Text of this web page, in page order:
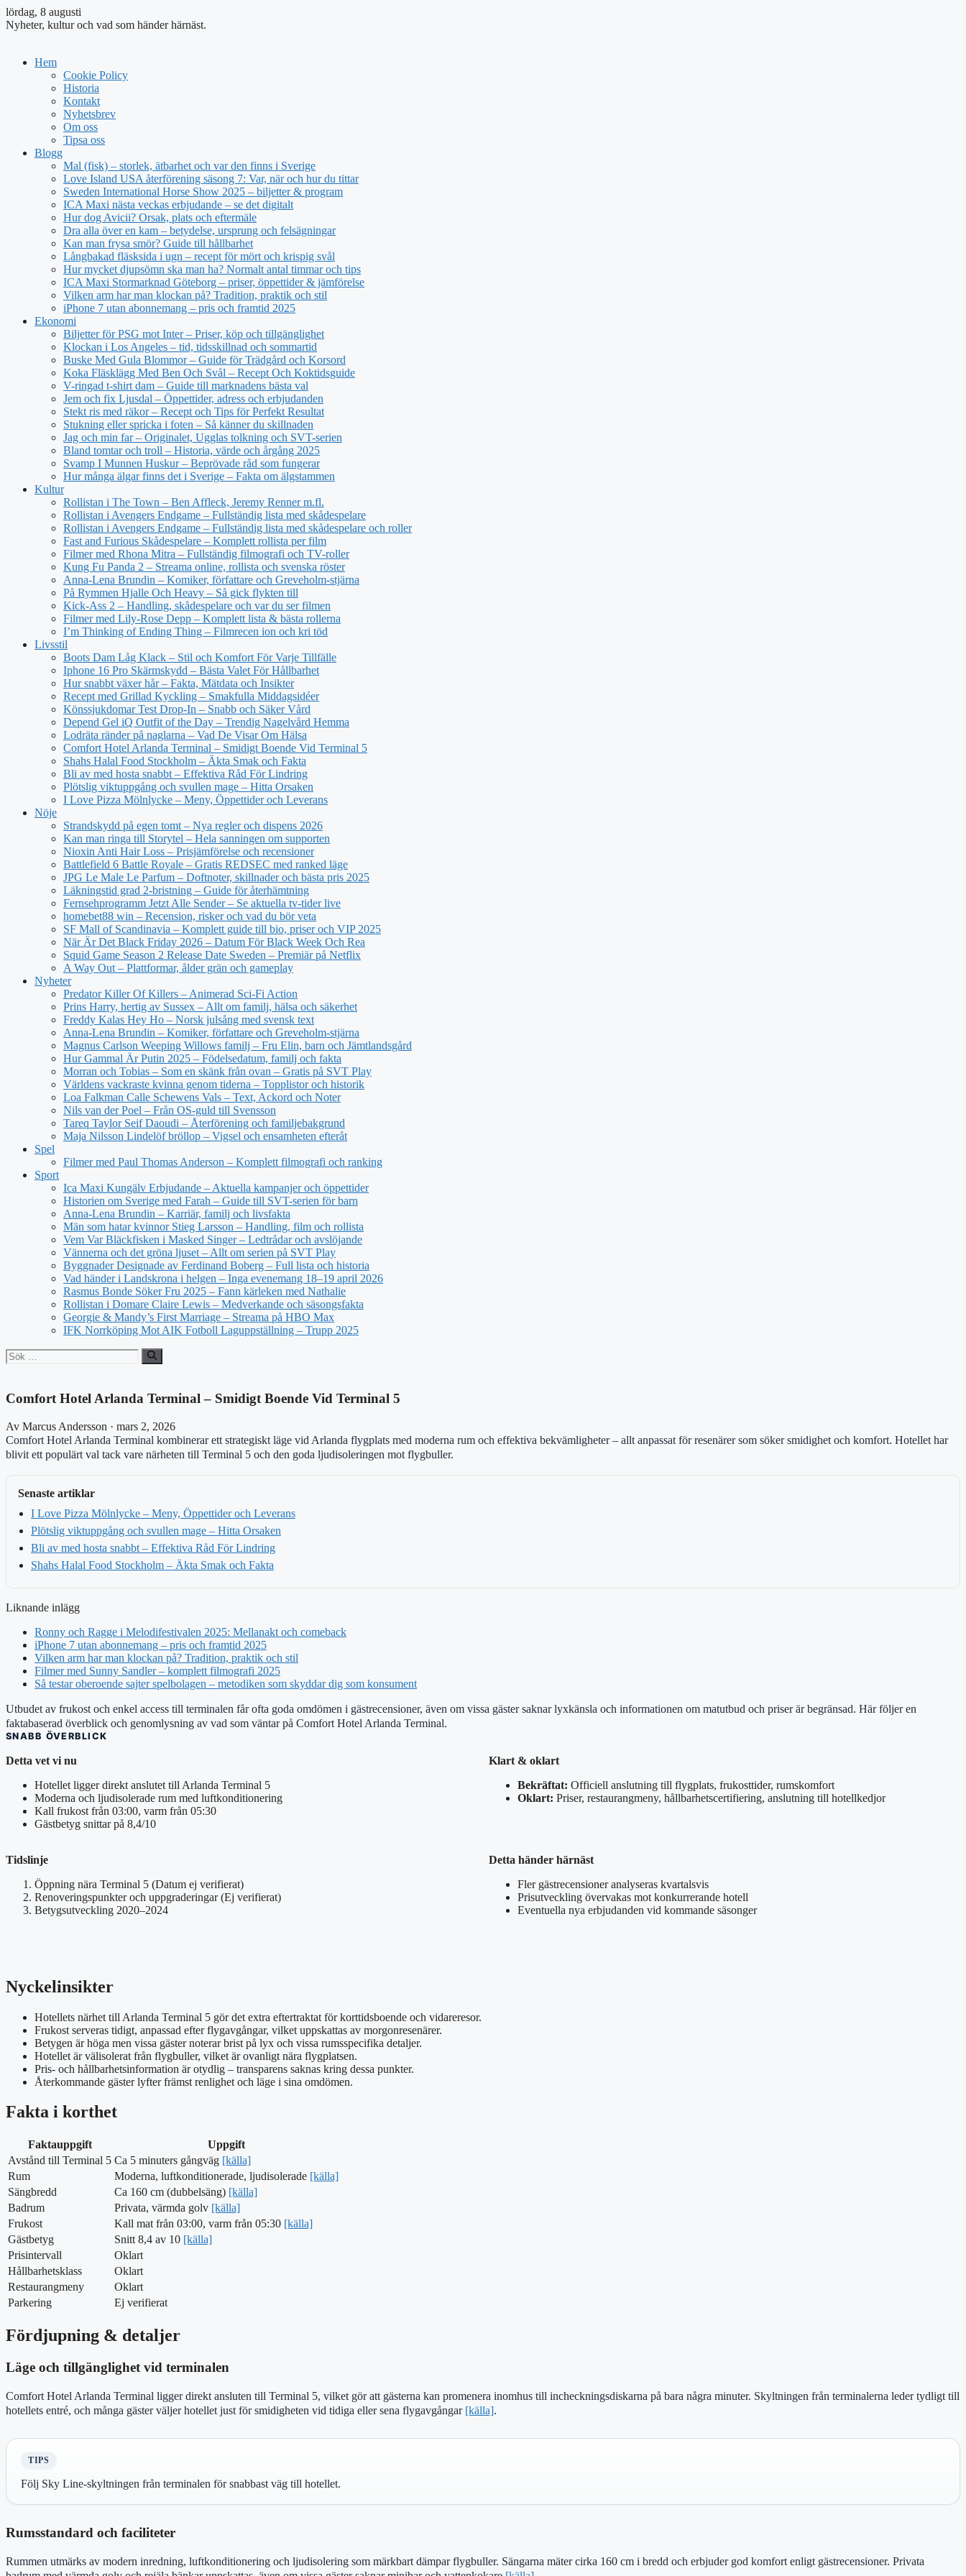
lördag, 8 augusti
Nyheter, kultur och vad som händer härnäst.
Hem
Cookie Policy
Historia
Kontakt
Nyhetsbrev
Om oss
Tipsa oss
Blogg
Mal (fisk) – storlek, ätbarhet och var den finns i Sverige
Love Island USA återförening säsong 7: Var, när och hur du tittar
Sweden International Horse Show 2025 – biljetter & program
ICA Maxi nästa veckas erbjudande – se det digitalt
Hur dog Avicii? Orsak, plats och eftermäle
Dra alla över en kam – betydelse, ursprung och felsägningar
Kan man frysa smör? Guide till hållbarhet
Långbakad fläsksida i ugn – recept för mört och krispig svål
Hur mycket djupsömn ska man ha? Normalt antal timmar och tips
ICA Maxi Stormarknad Göteborg – priser, öppettider & jämförelse
Vilken arm har man klockan på? Tradition, praktik och stil
iPhone 7 utan abonnemang – pris och framtid 2025
Ekonomi
Biljetter för PSG mot Inter – Priser, köp och tillgänglighet
Klockan i Los Angeles – tid, tidsskillnad och sommartid
Buske Med Gula Blommor – Guide för Trädgård och Korsord
Koka Fläsklägg Med Ben Och Svål – Recept Och Koktidsguide
V-ringad t-shirt dam – Guide till marknadens bästa val
Jem och fix Ljusdal – Öppettider, adress och erbjudanden
Stekt ris med räkor – Recept och Tips för Perfekt Resultat
Stukning eller spricka i foten – Så känner du skillnaden
Jag och min far – Originalet, Ugglas tolkning och SVT-serien
Bland tomtar och troll – Historia, värde och årgång 2025
Svamp I Munnen Huskur – Beprövade råd som fungerar
Hur många älgar finns det i Sverige – Fakta om älgstammen
Kultur
Rollistan i The Town – Ben Affleck, Jeremy Renner m.fl.
Rollistan i Avengers Endgame – Fullständig lista med skådespelare
Rollistan i Avengers Endgame – Fullständig lista med skådespelare och roller
Fast and Furious Skådespelare – Komplett rollista per film
Filmer med Rhona Mitra – Fullständig filmografi och TV-roller
Kung Fu Panda 2 – Streama online, rollista och svenska röster
Anna-Lena Brundin – Komiker, författare och Greveholm-stjärna
På Rymmen Hjalle Och Heavy – Så gick flykten till
Kick-Ass 2 – Handling, skådespelare och var du ser filmen
Filmer med Lily-Rose Depp – Komplett lista & bästa rollerna
I’m Thinking of Ending Thing – Filmrecen ion och kri töd
Livsstil
Boots Dam Låg Klack – Stil och Komfort För Varje Tillfälle
Iphone 16 Pro Skärmskydd – Bästa Valet För Hållbarhet
Hur snabbt växer hår – Fakta, Mätdata och Insikter
Recept med Grillad Kyckling – Smakfulla Middagsidéer
Könssjukdomar Test Drop-In – Snabb och Säker Vård
Depend Gel iQ Outfit of the Day – Trendig Nagelvård Hemma
Lodräta ränder på naglarna – Vad De Visar Om Hälsa
Comfort Hotel Arlanda Terminal – Smidigt Boende Vid Terminal 5
Shahs Halal Food Stockholm – Äkta Smak och Fakta
Bli av med hosta snabbt – Effektiva Råd För Lindring
Plötslig viktuppgång och svullen mage – Hitta Orsaken
I Love Pizza Mölnlycke – Meny, Öppettider och Leverans
Nöje
Strandskydd på egen tomt – Nya regler och dispens 2026
Kan man ringa till Storytel – Hela sanningen om supporten
Nioxin Anti Hair Loss – Prisjämförelse och recensioner
Battlefield 6 Battle Royale – Gratis REDSEC med ranked läge
JPG Le Male Le Parfum – Doftnoter, skillnader och bästa pris 2025
Läkningstid grad 2-bristning – Guide för återhämtning
Fernsehprogramm Jetzt Alle Sender – Se aktuella tv-tider live
homebet88 win – Recension, risker och vad du bör veta
SF Mall of Scandinavia – Komplett guide till bio, priser och VIP 2025
När Är Det Black Friday 2026 – Datum För Black Week Och Rea
Squid Game Season 2 Release Date Sweden – Premiär på Netflix
A Way Out – Plattformar, ålder grän och gameplay
Nyheter
Predator Killer Of Killers – Animerad Sci-Fi Action
Prins Harry, hertig av Sussex – Allt om familj, hälsa och säkerhet
Freddy Kalas Hey Ho – Norsk julsång med svensk text
Anna-Lena Brundin – Komiker, författare och Greveholm-stjärna
Magnus Carlson Weeping Willows familj – Fru Elin, barn och Jämtlandsgård
Hur Gammal Är Putin 2025 – Födelsedatum, familj och fakta
Morran och Tobias – Som en skänk från ovan – Gratis på SVT Play
Världens vackraste kvinna genom tiderna – Topplistor och historik
Loa Falkman Calle Schewens Vals – Text, Ackord och Noter
Nils van der Poel – Från OS-guld till Svensson
Tareq Taylor Seif Daoudi – Återförening och familjebakgrund
Maja Nilsson Lindelöf bröllop – Vigsel och ensamheten efteråt
Spel
Filmer med Paul Thomas Anderson – Komplett filmografi och ranking
Sport
Ica Maxi Kungälv Erbjudande – Aktuella kampanjer och öppettider
Historien om Sverige med Farah – Guide till SVT-serien för barn
Anna-Lena Brundin – Karriär, familj och livsfakta
Män som hatar kvinnor Stieg Larsson – Handling, film och rollista
Vem Var Bläckfisken i Masked Singer – Ledtrådar och avslöjande
Vännerna och det gröna ljuset – Allt om serien på SVT Play
Byggnader Designade av Ferdinand Boberg – Full lista och historia
Vad händer i Landskrona i helgen – Inga evenemang 18–19 april 2026
Rasmus Bonde Söker Fru 2025 – Fann kärleken med Nathalie
Rollistan i Domare Claire Lewis – Medverkande och säsongsfakta
Georgie & Mandy’s First Marriage – Streama på HBO Max
IFK Norrköping Mot AIK Fotboll Laguppställning – Trupp 2025
Sök
efter:
Comfort Hotel Arlanda Terminal – Smidigt Boende Vid Terminal 5
Av Marcus Andersson · mars 2, 2026
Comfort Hotel Arlanda Terminal kombinerar ett strategiskt läge vid Arlanda flygplats med moderna rum och effektiva bekvämligheter – allt anpassat för resenärer som söker smidighet och komfort. Hotellet har
blivit ett populärt val tack vare närheten till Terminal 5 och den goda ljudisoleringen mot flygbuller.
Senaste artiklar
I Love Pizza Mölnlycke – Meny, Öppettider och Leverans
Plötslig viktuppgång och svullen mage – Hitta Orsaken
Bli av med hosta snabbt – Effektiva Råd För Lindring
Shahs Halal Food Stockholm – Äkta Smak och Fakta
Liknande inlägg
Ronny och Ragge i Melodifestivalen 2025: Mellanakt och comeback
iPhone 7 utan abonnemang – pris och framtid 2025
Vilken arm har man klockan på? Tradition, praktik och stil
Filmer med Sunny Sandler – komplett filmografi 2025
Så testar oberoende sajter spelbolagen – metodiken som skyddar dig som konsument
Utbudet av frukost och enkel access till terminalen får ofta goda omdömen i gästrecensioner, även om vissa gäster saknar lyxkänsla och informationen om matutbud och priser är begränsad. Här följer en
faktabaserad överblick och genomlysning av vad som väntar på Comfort Hotel Arlanda Terminal.
SNABB ÖVERBLICK
Detta vet vi nu
Hotellet ligger direkt anslutet till Arlanda Terminal 5
Moderna och ljudisolerade rum med luftkonditionering
Kall frukost från 03:00, varm från 05:30
Gästbetyg snittar på 8,4/10
Klart & oklart
Bekräftat: Officiell anslutning till flygplats, frukosttider, rumskomfort
Oklart: Priser, restaurangmeny, hållbarhetscertifiering, anslutning till hotellkedjor
Tidslinje
Öppning nära Terminal 5 (Datum ej verifierat)
Renoveringspunkter och uppgraderingar (Ej verifierat)
Betygsutveckling 2020–2024
Detta händer härnäst
Fler gästrecensioner analyseras kvartalsvis
Prisutveckling övervakas mot konkurrerande hotell
Eventuella nya erbjudanden vid kommande säsonger
Nyckelinsikter
Hotellets närhet till Arlanda Terminal 5 gör det extra eftertraktat för korttidsboende och vidareresor.
Frukost serveras tidigt, anpassad efter flygavgångar, vilket uppskattas av morgonresenärer.
Betygen är höga men vissa gäster noterar brist på lyx och vissa rumsspecifika detaljer.
Hotellet är välisolerat från flygbuller, vilket är ovanligt nära flygplatsen.
Pris- och hållbarhetsinformation är otydlig – transparens saknas kring dessa punkter.
Återkommande gäster lyfter främst renlighet och läge i sina omdömen.
Fakta i korthet
Faktauppgift
Uppgift
Avstånd till Terminal 5 Ca 5 minuters gångväg [källa]
Rum
Moderna, luftkonditionerade, ljudisolerade [källa]
Sängbredd
Ca 160 cm (dubbelsäng) [källa]
Badrum
Privata, värmda golv [källa]
Frukost
Kall mat från 03:00, varm från 05:30 [källa]
Gästbetyg
Snitt 8,4 av 10 [källa]
Prisintervall
Oklart
Hållbarhetsklass
Oklart
Restaurangmeny
Oklart
Parkering
Ej verifierat
Fördjupning & detaljer
Läge och tillgänglighet vid terminalen
Comfort Hotel Arlanda Terminal ligger direkt ansluten till Terminal 5, vilket gör att gästerna kan promenera inomhus till incheckningsdiskarna på bara några minuter. Skyltningen från terminalerna leder tydligt till
hotellets entré, och många gäster väljer hotellet just för smidigheten vid tidiga eller sena flygavgångar [källa].
TIPS
Följ Sky Line-skyltningen från terminalen för snabbast väg till hotellet.
Rumsstandard och faciliteter
Rummen utmärks av modern inredning, luftkonditionering och ljudisolering som märkbart dämpar flygbuller. Sängarna mäter cirka 160 cm i bredd och erbjuder god komfort enligt gästrecensioner. Privata